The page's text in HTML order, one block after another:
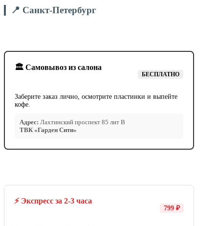
📍 Санкт-Петербург
🏛️ Самовывоз из салона
БЕСПЛАТНО
Заберите заказ лично, осмотрите пластинки и выпейте
кофе.
Адрес: Лахтинский проспект 85 лит В
ТВК «Гарден Сити»
⚡ Экспресс за 2-3 часа
799 ₽